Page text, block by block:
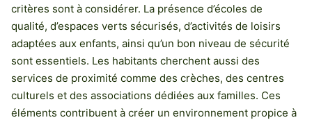
critères sont à considérer. La présence d’écoles de
qualité, d’espaces verts sécurisés, d’activités de loisirs
adaptées aux enfants, ainsi qu’un bon niveau de sécurité
sont essentiels. Les habitants cherchent aussi des
services de proximité comme des crèches, des centres
culturels et des associations dédiées aux familles. Ces
éléments contribuent à créer un environnement propice à